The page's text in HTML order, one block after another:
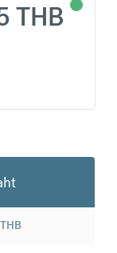
THB
THB